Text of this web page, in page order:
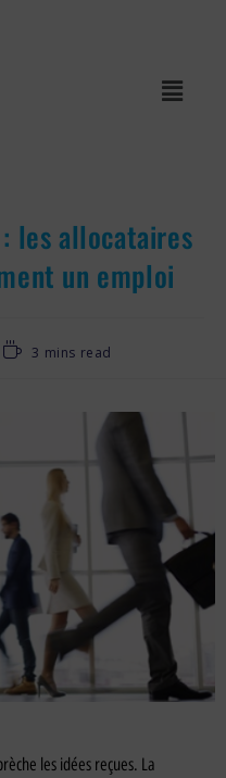
les allocataires
un emploi
3 mins read
les idées reçues. La